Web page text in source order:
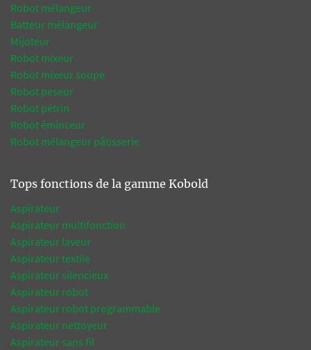
Robot mélangeur
Batteur mélangeur
Mijoteur
Robot mixeur
Robot mixeur soupe
Robot peseur
Robot pétrin
Robot éminceur
Robot mélangeur pâtisserie
Tops fonctions de la gamme Kobold
Aspirateur
Aspirateur multifonction
Aspirateur laveur
Aspirateur textile
Aspirateur silencieux
Aspirateur robot
Aspirateur robot programmable
Aspirateur nettoyeur
Aspirateur sans fil